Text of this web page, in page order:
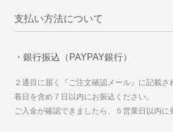
支払い方法について
・銀行振込（PAYPAY銀行）
２通目に届く『ご注文確認メール』に記載
着日を含め７日以内にお振込ください。
ご入金が確認できましたら、５営業日以内に